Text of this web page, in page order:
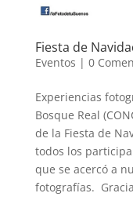
Fiesta de
Eventos | 0
Experiencias
Bosque Real
de la Fiesta de
todos los
que se acercó a
fotografías.